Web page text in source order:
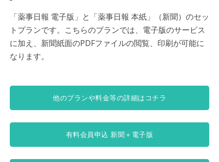
「薬事日報 電子版」と「薬事日報 本紙」（新聞）のセッ
トプランです。こちらのプランでは、電子版のサービス
に加え、新聞紙面のPDFファイルの閲覧、印刷が可能に
なります。
他のプランや料金等の詳細はコチラ
有料会員申込 新聞＋電子版